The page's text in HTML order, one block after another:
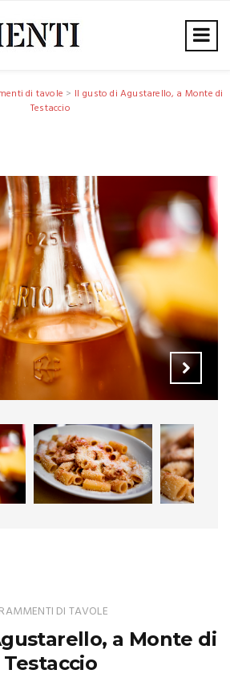
di tavole > Il gusto di Agustarello, a Monte di
Testaccio
DI TAVOLE
a Monte di
Testaccio